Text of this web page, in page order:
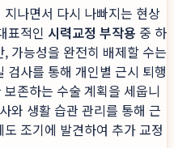
나면서 다시 나빠지는 현상
표적인 시력교정 부작용 중 하
가능성을 완전히 배제할 수는
검사를 통해 개인별 근시 퇴행
존하는 수술 계획을 세웁니
와 생활 습관 관리를 통해 근
조기에 발견하여 추가 교정